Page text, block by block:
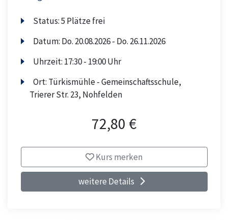
Status:5 Plätze frei
Datum: Do. 20.08.2026 - Do. 26.11.2026
Uhrzeit: 17:30 - 19:00 Uhr
Ort: Türkismühle - Gemeinschaftsschule,
Trierer Str. 23, Nohfelden
72,80 €
Kurs merken
weitere Details